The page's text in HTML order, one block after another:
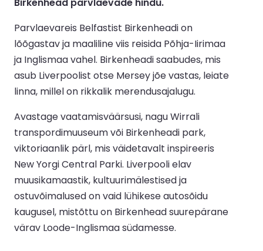
Birkenhead parvlaevade hindu.
Parvlaevareis Belfastist Birkenheadi on
lõõgastav ja maaliline viis reisida Põhja-Iirimaa
ja Inglismaa vahel. Birkenheadi saabudes, mis
asub Liverpoolist otse Mersey jõe vastas, leiate
linna, millel on rikkalik merendusajalugu.
Avastage vaatamisväärsusi, nagu Wirrali
transpordimuuseum või Birkenheadi park,
viktoriaanlik pärl, mis väidetavalt inspireeris
New Yorgi Central Parki. Liverpooli elav
muusikamaastik, kultuurimälestised ja
ostuvõimalused on vaid lühikese autosõidu
kaugusel, mistõttu on Birkenhead suurepärane
värav Loode-Inglismaa südamesse.